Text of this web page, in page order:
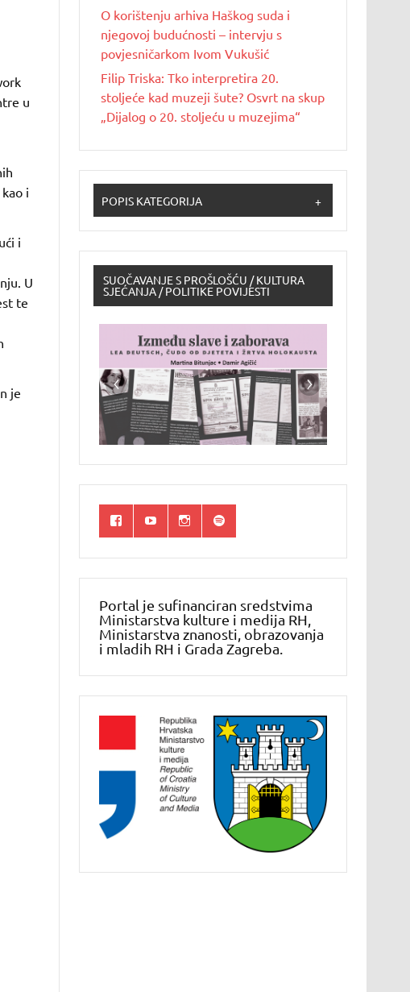
u
i
i
U
te
je
Dana državnosti u Republici Hrvatskoj
od 1990. do 2025. godine”
O korištenju arhiva Haškog suda i
njegovoj budućnosti – intervju s
povjesničarkom Ivom Vukušić
Filip Triska: Tko interpretira 20.
stoljeće kad muzeji šute? Osvrt na skup
„Dijalog o 20. stoljeću u muzejima“
POPIS KATEGORIJA +
SUOČAVANJE S PROŠLOŠĆU / KULTURA
SJEĆANJA / POLITIKE POVIJESTI
Portal je sufinanciran sredstvima
Ministarstva kulture i medija RH,
Ministarstva znanosti, obrazovanja
i mladih RH i Grada Zagreba.